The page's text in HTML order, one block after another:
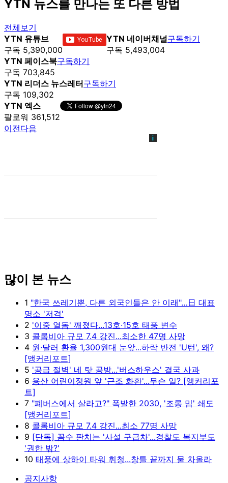
YTN 뉴스를 만나는 또 다른 방법
전체보기
YTN 유튜브
구독 5,390,000
YTN 네이버채널
구독 5,493,004
구독하기
YTN 페이스북
구독 703,845
구독하기
YTN 리더스 뉴스레터
구독 109,302
구독하기
YTN 엑스
팔로워 361,512
이전다음
많이 본 뉴스
1 "한국 쓰레기뿐, 다른 외국인들은 안 이래"…日 대표
명소 '저격'
2 '이중 열돔' 깨졌다...13호·15호 태풍 변수
3 콜롬비아 규모 7.4 강진...최소한 47명 사망
4 원·달러 환율 1,300원대 눈앞...하락 반전 'U턴', 왜?
[앵커리포트]
5 '공급 절벽' 네 탓 공방...'버스하우스' 결국 사과
6 용산 어린이정원 앞 '근조 화환'...무슨 일? [앵커리포
트]
7 "폐버스에서 살라고?" 폭발한 2030, '조롱 밈' 쇄도
[앵커리포트]
8 콜롬비아 규모 7.4 강진...최소 77명 사망
9 [단독] 꼼수 판치는 '사설 구급차'...경찰도 복지부도
'권한 밖?'
10 태풍에 상하이 타워 휘청...창틀 끝까지 물 차올라
공지사항